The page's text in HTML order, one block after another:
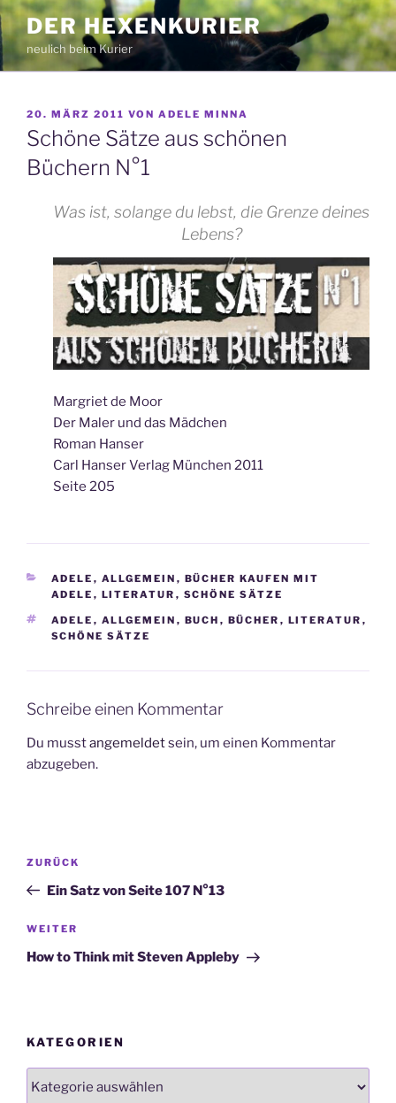
Zum
Inhalt
springen
DER HEXENKURIER
neulich beim Kurier
VERÖFFENTLICHT
AM
20. MÄRZ 2011 VON ADELE MINNA
Schöne Sätze aus schönen
Büchern N°1
Was ist, solange du lebst, die Grenze deines
Lebens?
Margriet de Moor
Der Maler und das Mädchen
Roman Hanser
Carl Hanser Verlag München 2011
Seite 205
KATEGORIEN
ADELE , ALLGEMEIN , BÜCHER KAUFEN MIT
ADELE , LITERATUR , SCHÖNE SÄTZE
SCHLAGWÖRTER
ADELE , ALLGEMEIN , BUCH , BÜCHER , LITERATUR ,
SCHÖNE SÄTZE
Schreibe einen Kommentar
Du musstangemeldetsein, um einen Kommentar
abzugeben.
Beitragsnavigation
Vorheriger
Beitrag
ZURÜCK
Ein Satz von Seite 107 N°13
Nächster
Beitrag
WEITER
How to Think mit Steven Appleby
KATEGORIEN